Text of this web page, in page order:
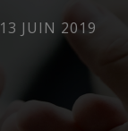
13 JUIN 2019